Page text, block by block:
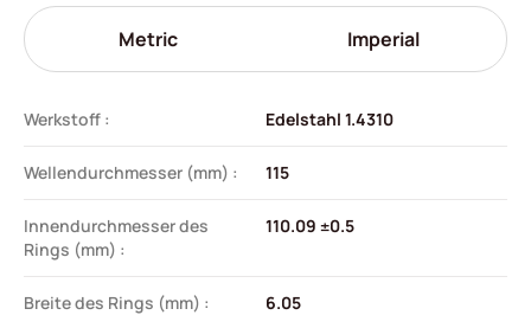
Metric Imperial
Werkstoff : Edelstahl 1.4310
Wellendurchmesser (mm) : 115
Innendurchmesser des
Rings (mm) :
110.09 ±0.5
Breite des Rings (mm) : 6.05